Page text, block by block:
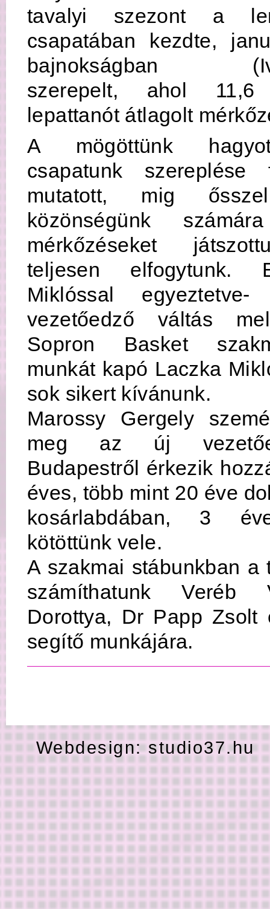
tavalyi szezont a
csapatában kezdte,
bajnokságban
szerepelt, ahol
lepattanót átlagolt
A mögöttünk
csapatunk szereplése
mutatott, mig
közönségünk
mérkőzéseket
teljesen elfogytunk.
Miklóssal
vezetőedző váltás
Sopron Basket
munkát kapó Laczka
sok sikert kívánunk.
Marossy Gergely
meg az új
Budapestről érkezik
éves, több mint 20 éve
kosárlabdában, 3
kötöttünk vele.
A szakmai stábunkban a
számíthatunk Veréb
Dorottya, Dr Papp Zsolt
segítő munkájára.
Webdesign:studio37.hu